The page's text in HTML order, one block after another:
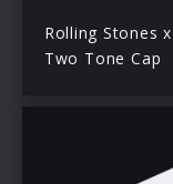
Rolling Stones
Two Tone Cap